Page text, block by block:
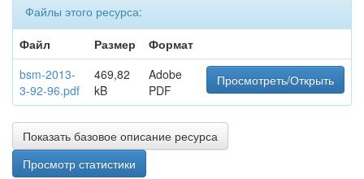
Файлы этого ресурса:
Файл
Размер
Формат
bsm-2013-
3-92-96.pdf
469,82
kB
Adobe
PDF
Просмотреть/Открыть
Показать базовое описание ресурса
Просмотр статистики